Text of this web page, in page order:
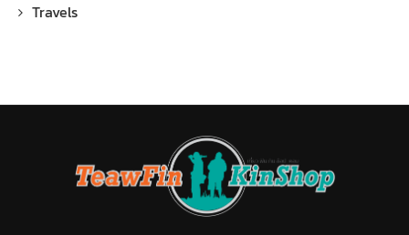
Travels